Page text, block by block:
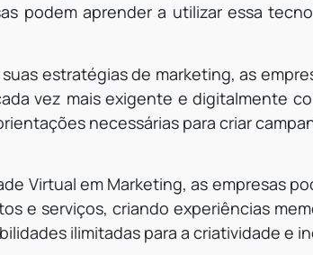
podem aprender a utilizar essa
estratégias de marketing, as
vez mais exigente e digitalmente
necessárias para criar
Virtual em Marketing, as empresas
e serviços, criando experiências
ilimitadas para a criatividade e